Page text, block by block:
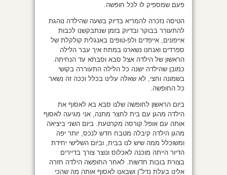
פעם שמספיק לו לכל חופשה.
הטיסה נזכרה להמריא בדיוק בשעה שהילדה נוהגת
להתעורר בבוקר ובדיוק בזמן שנתבקשנו לכבות
אייפונים, אייפדים ולפ-טופים באנגלית קולקלת של
ספרדים ואנחנו נשארנו במתח איך עבר הלילה
הראשון של הילדה אצל סבא וסבתא עד הנחיתה.
כמובן שהילדה ישנה כל הלילה התעוררה בקושי
בשמונה וחצי, לא שאלה עלינו בכלל וככה זה נשאר
כל החופשה.
ביום הראשון לחופשה שלנו סבא בא לאסוף את
הילדה מהגן עם בית לחצר מתנה, אני מגיעה לאסוף
אותה עם אופל קורסה מקרטעת. ביום השני ביציאה
מהגן הילדה קיבלה מטבח חדש לנכס, יותר יפה
ומשוכלל ממה שיש לנו בבית, וביום השלישי יחידת
הדיור הייתה מוכנה לאכלוס ונוצר צורך בדיירים
בצורת בובות חדשות. לאחר החופשה הילדה חזרה
אלינו בעלת נדל"ן ושבאנו לאסוף אותה מה שהכי